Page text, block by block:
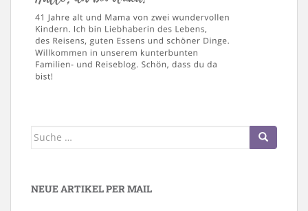
Suche
NEUE ARTIKEL PER MAIL